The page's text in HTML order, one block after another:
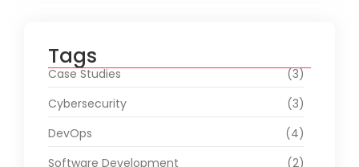
Tags
Case Studies
(3)
Cybersecurity
(3)
DevOps
(4)
Software Development
(2)